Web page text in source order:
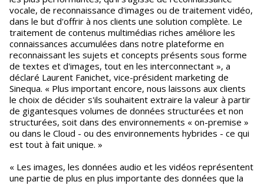
vocale, de reconnaissance d'images ou de traitement vidéo,
dans le but d'offrir à nos clients une solution complète. Le
traitement de contenus multimédias riches améliore les
connaissances accumulées dans notre plateforme en
reconnaissant les sujets et concepts présents sous forme
de textes et d'images, tout en les interconnectant », a
déclaré Laurent Fanichet, vice-président marketing de
Sinequa. « Plus important encore, nous laissons aux clients
le choix de décider s'ils souhaitent extraire la valeur à partir
de gigantesques volumes de données structurées et non
structurées, soit dans des environnements « on-premise »
ou dans le Cloud - ou des environnements hybrides - ce qui
est tout à fait unique. »
« Les images, les données audio et les vidéos représentent
une partie de plus en plus importante des données que la